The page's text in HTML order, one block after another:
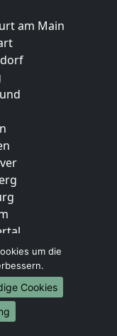
am Main
um die
Cookies